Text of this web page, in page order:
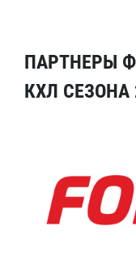
ПАРТНЕРЫ
КХЛ СЕЗОНА